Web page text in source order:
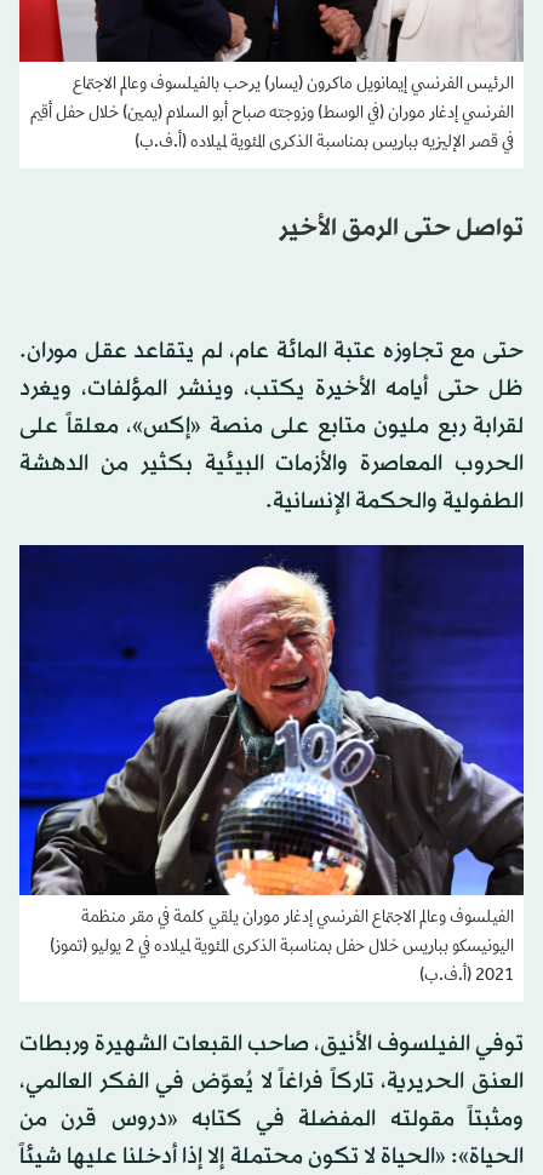
الرئيس الفرنسي إيمانويل ماكرون (يسار) يرحب بالفيلسوف وعالم الاجتماع
الفرنسي إدغار موران (في الوسط) وزوجته صباح أبو السلام (يمين) خلال حفل أقيم
في قصر الإليزيه بباريس بمناسبة الذكرى المئوية لميلاده (أ.ف.ب)
تواصل حتى الرمق الأخير
حتى مع تجاوزه عتبة المائة عام، لم يتقاعد عقل موران.
ظل حتى أيامه الأخيرة يكتب، وينشر المؤلفات، ويغرد
لقرابة ربع مليون متابع على منصة «إكس»، معلقاً على
الحروب المعاصرة والأزمات البيئية بكثير من الدهشة
الطفولية والحكمة الإنسانية.
الفيلسوف وعالم الاجتماع الفرنسي إدغار موران يلقي كلمة في مقر منظمة
اليونيسكو بباريس خلال حفل بمناسبة الذكرى المئوية لميلاده في 2 يوليو (تموز)
2021 (أ.ف.ب)
توفي الفيلسوف الأنيق، صاحب القبعات الشهيرة وربطات
العنق الحريرية، تاركاً فراغاً لا يُعوّض في الفكر العالمي،
ومثبتاً مقولته المفضلة في كتابه «دروس قرن من
الحياة»: «الحياة لا تكون محتملة إلا إذا أدخلنا عليها شيئاً